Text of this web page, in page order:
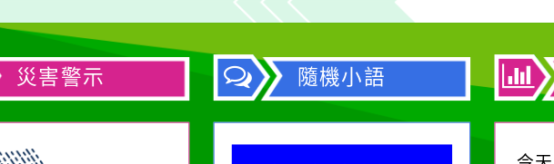
災害警示 隨機小語